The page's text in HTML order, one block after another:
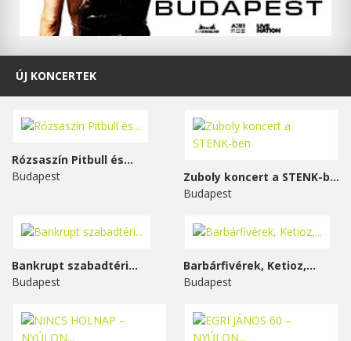
ÚJ KONCERTEK
Rózsaszín Pitbull és...
Budapest
Zuboly koncert a STENK-ben
Budapest
Bankrupt szabadtéri...
Budapest
Barbárfivérek, Ketioz,...
Budapest